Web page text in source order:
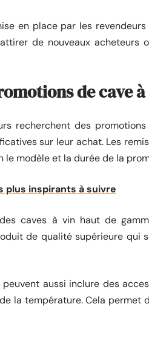
en place par les
de nouveaux acheteurs
de cave
recherchent des
sur leur achat. Les
le modèle et la durée de la
plus inspirants à suivre
caves à vin haut de
de qualité supérieure qui
aussi inclure des
la température. Cela permet